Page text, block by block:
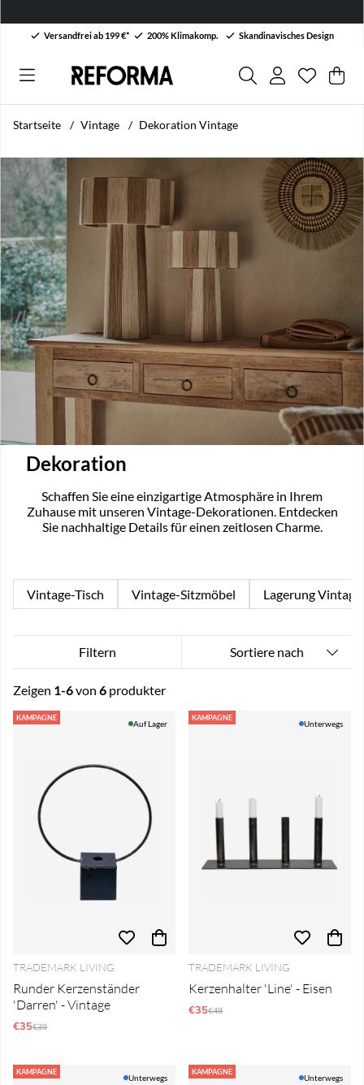
Versandfrei ab 199 €* 200% Klimakomp. Skandinavisches Design
Anzahl
. .
Startseite Vintage Dekoration Vintage
Dekoration
Schaffen Sie eine einzigartige Atmosphäre in Ihrem
Zuhause mit unseren Vintage-Dekorationen. Entdecken
Sie nachhaltige Details für einen zeitlosen Charme.
Vintage-Tisch Vintage-Sitzmöbel Lagerung Vintage
Filtern Sortiere nach
Zeigen 1-6von 6 produkter
Produkte
KAMPAGNE
Auf Lager
TRADEMARK LIVING
Runder Kerzenständer
'Darren' - Vintage
€35Regulärer Preis:
€39
KAMPAGNE
Unterwegs
TRADEMARK LIVING
Kerzenhalter 'Line' - Eisen
€35Regulärer Preis:
€49
KAMPAGNE
Unterwegs
KAMPAGNE
Unterwegs